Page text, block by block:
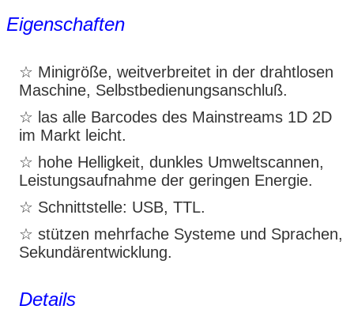
Eigenschaften
☆ Minigröße, weitverbreitet in der drahtlosen
Maschine, Selbstbedienungsanschluß.
☆ las alle Barcodes des Mainstreams 1D 2D
im Markt leicht.
☆ hohe Helligkeit, dunkles Umweltscannen,
Leistungsaufnahme der geringen Energie.
☆ Schnittstelle: USB, TTL.
☆ stützen mehrfache Systeme und Sprachen,
Sekundärentwicklung.
Details